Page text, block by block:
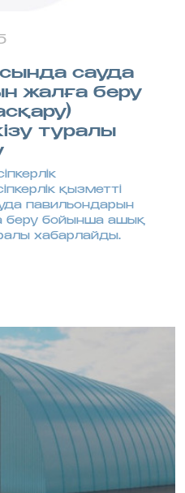
сауда
жалға беру
туралы
қызметті
павильондарын
беру бойынша ашық
хабарлайды.